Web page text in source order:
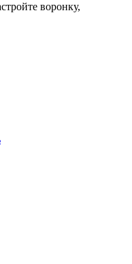
воронку,